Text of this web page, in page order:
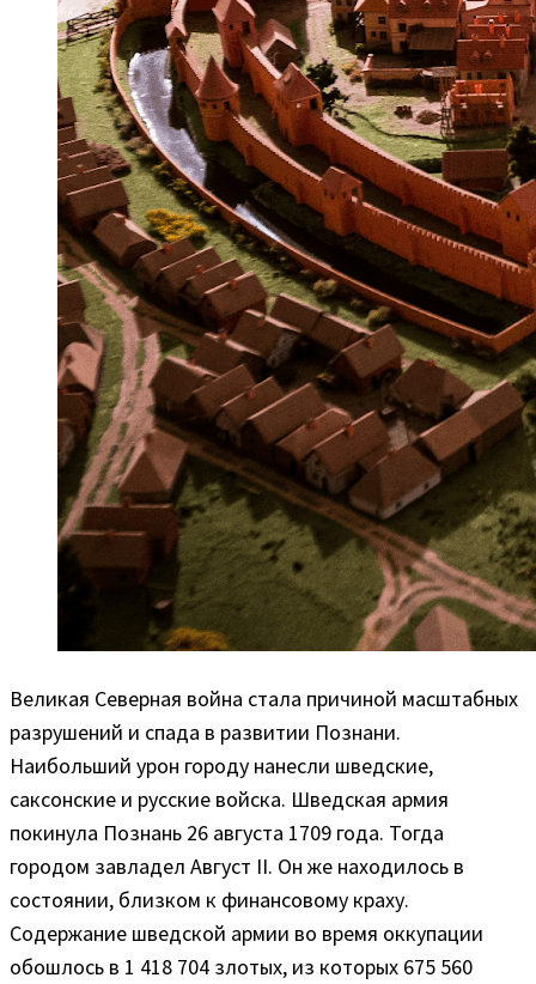
Великая Северная война стала причиной масштабных
разрушений и спада в развитии Познани.
Наибольший урон городу нанесли шведские,
саксонские и русские войска. Шведская армия
покинула Познань 26 августа 1709 года. Тогда
городом завладел Август II. Он же находилось в
состоянии, близком к финансовому краху.
Содержание шведской армии во время оккупации
обошлось в 1 418 704 злотых, из которых 675 560